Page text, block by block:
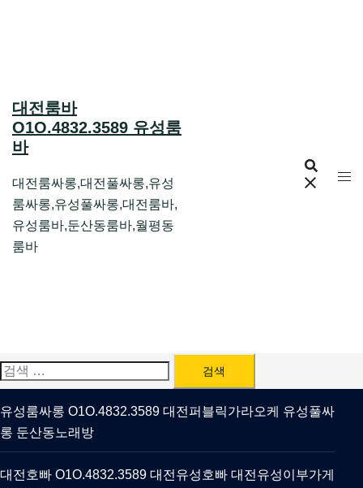
대전룸바
O1O.4832.3589 유성룸
바
대전룸싸롱,대전풀싸롱,유성
룸싸롱,유성풀싸롱,대전룸바,
유성룸바,둔산동룸바,월평동
룸바
검
색:
유성룸싸롱 O1O.4832.3589 대전퍼블릭가라오케 유성풀싸
롱 둔산동노래방
대전호빠 O1O.4832.3589 대전유성호빠 대전유성이부가게